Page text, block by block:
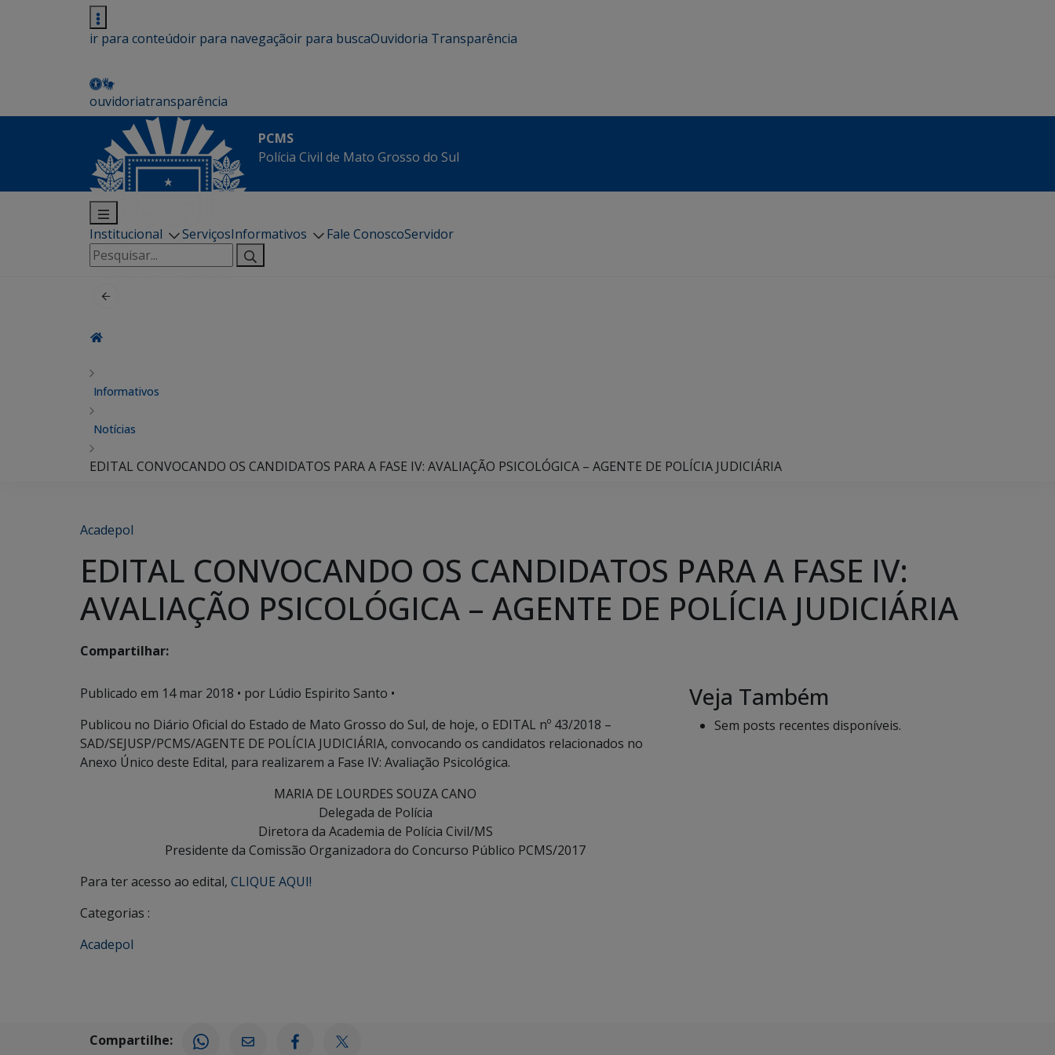
ir para conteúdoir para navegaçãoir para buscaOuvidoria Transparência
ouvidoriatransparência
PCMS
Polícia Civil de Mato Grosso do Sul
Institucional ServiçosInformativos Fale ConoscoServidor
Pesquisar
por:
Informativos
Notícias
EDITAL CONVOCANDO OS CANDIDATOS PARA A FASE IV: AVALIAÇÃO PSICOLÓGICA – AGENTE DE POLÍCIA JUDICIÁRIA
Acadepol
EDITAL CONVOCANDO OS CANDIDATOS PARA A FASE IV:
AVALIAÇÃO PSICOLÓGICA – AGENTE DE POLÍCIA JUDICIÁRIA
Compartilhar:
Publicado em 14 mar 2018 • por Lúdio Espirito Santo •
Publicou no Diário Oficial do Estado de Mato Grosso do Sul, de hoje, o EDITAL nº 43/2018 –
SAD/SEJUSP/PCMS/AGENTE DE POLÍCIA JUDICIÁRIA, convocando os candidatos relacionados no
Anexo Único deste Edital, para realizarem a Fase IV: Avaliação Psicológica.
MARIA DE LOURDES SOUZA CANO
Delegada de Polícia
Diretora da Academia de Polícia Civil/MS
Presidente da Comissão Organizadora do Concurso Público PCMS/2017
Para ter acesso ao edital, CLIQUE AQUI!
Categorias :
Acadepol
Veja Também
Sem posts recentes disponíveis.
Compartilhe: